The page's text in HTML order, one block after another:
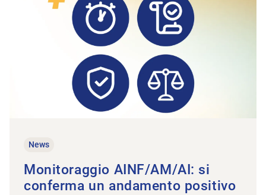
News
Monitoraggio AINF/AM/AI: si
conferma un andamento positivo